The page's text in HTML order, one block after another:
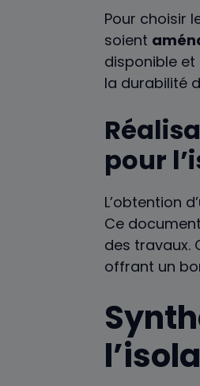
Pour choisir
soient
disponible
la durabilité
pour
L’obtention
Ce
des travaux.
offrant un